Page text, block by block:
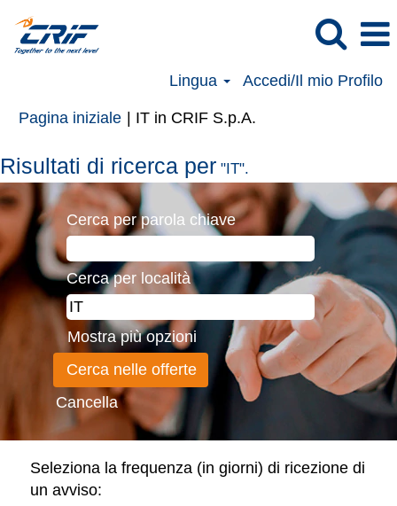
Lingua Accedi/Il mio Profilo
Pagina iniziale IT in CRIF S.p.A.
Risultati di ricerca per "IT".
Cerca per parola chiave
Cerca per località
Mostra più opzioni
Cancella
Seleziona la frequenza (in giorni) di ricezione di
un avviso: